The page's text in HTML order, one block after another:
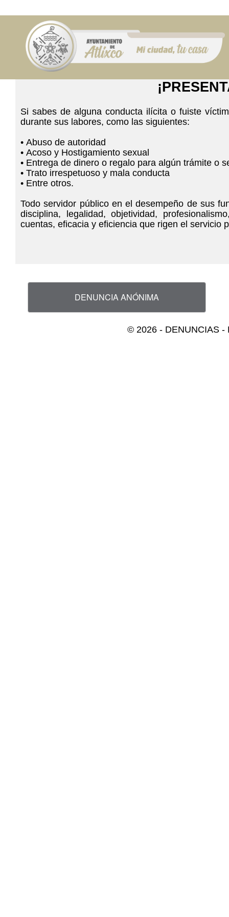
Si sabes de alguna conducta ilícita o fuiste
durante sus labores, como las siguientes:
• Abuso de autoridad
• Acoso y Hostigamiento sexual
• Entrega de dinero o regalo para algún trámite o
• Trato irrespetuoso y mala conducta
• Entre otros.
Todo servidor público en el desempeño de sus
disciplina, legalidad, objetividad, profesionalismo, honradez, lealtad, imparcialidad,
cuentas, eficacia y eficiencia que rigen el servicio
DENUNCIA ANÓNIMA
© 2026 - DENUNCIAS -